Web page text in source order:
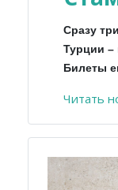
Сразу
Турции –
Билеты
Читать